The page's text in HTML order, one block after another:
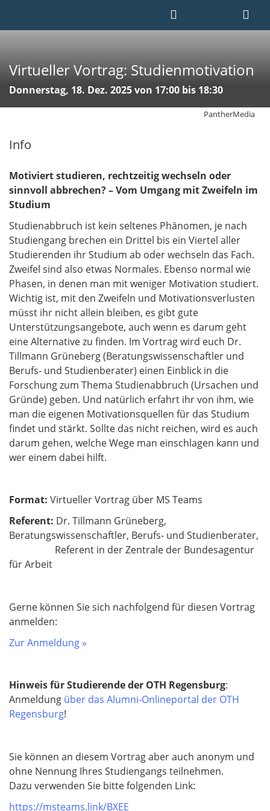
Virtueller Vortrag: Studienmotivation
Donnerstag, 18. Dez. 2025 von 17:00 bis 18:30
PantherMedia
Info
Motiviert studieren, rechtzeitig wechseln oder
sinnvoll abbrechen? – Vom Umgang mit Zweifeln im
Studium
Studienabbruch ist kein seltenes Phänomen, je nach
Studiengang brechen ein Drittel bis ein Viertel aller
Studierenden ihr Studium ab oder wechseln das Fach.
Zweifel sind also etwas Normales. Ebenso normal wie
Phasen, in denen man mit weniger Motivation studiert.
Wichtig ist, mit den Zweifeln und Motivationsverlusten
müsst ihr nicht allein bleiben, es gibt gute
Unterstützungsangebote, auch wenn es darum geht
eine Alternative zu finden. Im Vortrag wird euch Dr.
Tillmann Grüneberg (Beratungswissenschaftler und
Berufs- und Studienberater) einen Einblick in die
Forschung zum Thema Studienabbruch (Ursachen und
Gründe) geben. Und natürlich erfahrt ihr von ihm, wie
man die eigenen Motivationsquellen für das Studium
findet und stärkt. Sollte das nicht reichen, wird es auch
darum gehen, welche Wege man einschlagen kann und
wer einem dabei hilft.
Format: Virtueller Vortrag über MS Teams
Referent: Dr. Tillmann Grüneberg,
Beratungswissenschaftler, Berufs- und Studienberater,
Referent in der Zentrale der Bundesagentur
für Arbeit
Gerne können Sie sich nachfolgend für diesen Vortrag
anmelden:
Zur Anmeldung »
Hinweis für Studierende der OTH Regensburg:
Anmeldung über das Alumni-Onlineportal der OTH
Regensburg!
Sie können an diesem Vortrag aber auch anonym und
ohne Nennung Ihres Studiengangs teilnehmen.
Dazu verwenden Sie bitte folgenden Link:
https://msteams.link/BXEE